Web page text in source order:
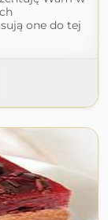
one do tej